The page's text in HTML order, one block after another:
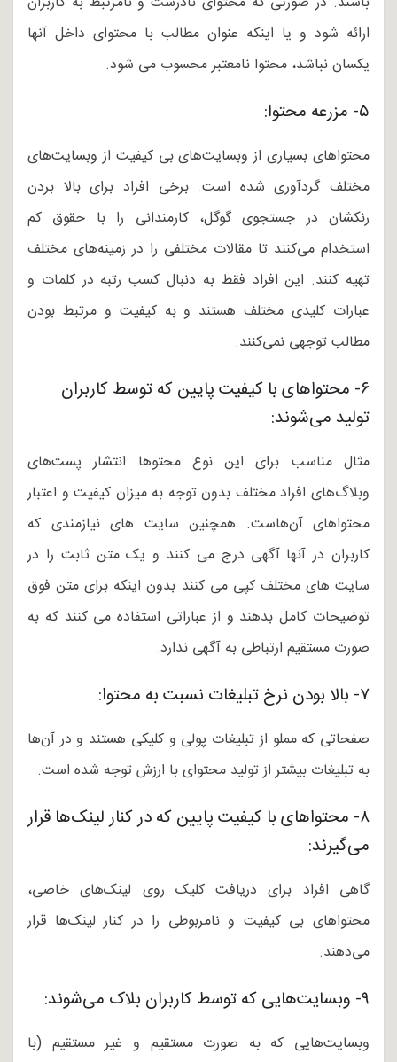
ارائه شود و یا اینکه عنوان مطالب با محتوای داخل آنها
یکسان نباشد، محتوا نامعتبر محسوب می شود.
۵- مزرعه محتوا:
محتواهای بسیاری از وبسایت‌های بی کیفیت از وبسایت‌های
مختلف گردآوری شده است. برخی افراد برای بالا بردن
رنکشان در جستجوی گوگل، کارمندانی را با حقوق کم
استخدام می‌کنند تا مقالات مختلفی را در زمینه‌های مختلف
تهیه کنند. این افراد فقط به دنبال کسب رتبه در کلمات و
عبارات کلیدی مختلف هستند و به کیفیت و مرتبط بودن
مطالب توجهی نمی‌کنند.
۶- محتواهای با کیفیت پایین که توسط کاربران
تولید می‌شوند:
مثال مناسب برای این نوع محتوها انتشار پست‌های
وبلاگ‌های افراد مختلف بدون توجه به میزان کیفیت و اعتبار
محتواهای آن‌هاست. همچنین سایت های نیازمندی که
کاربران در آنها آگهی درج می کنند و یک متن ثابت را در
سایت های مختلف کپی می کنند بدون اینکه برای متن فوق
توضیحات کامل بدهند و از عباراتی استفاده می کنند که به
صورت مستقیم ارتباطی به آگهی ندارد.
۷- بالا بودن نرخ تبلیغات نسبت به محتوا:
صفحاتی که مملو از تبلیغات پولی و کلیکی هستند و در آن‌ها
به تبلیغات بیشتر از تولید محتوای با ارزش توجه شده است.
۸- محتواهای با کیفیت پایین که در کنار لینک‌ها قرار
می‌گیرند:
گاهی افراد برای دریافت کلیک روی لینک‌های خاصی،
محتواهای بی کیفیت و نامربوطی را در کنار لینک‌ها قرار
می‌دهند.
۹- وبسایت‌هایی که توسط کاربران بلاک می‌شوند:
وبسایت‌هایی که به صورت مستقیم و غیر مستقیم (با